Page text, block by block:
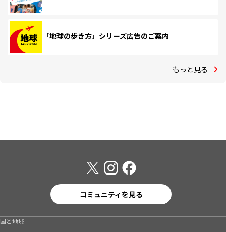
「地球の歩き方」シリーズ広告のご案内
もっと見る
コミュニティを見る
国と地域